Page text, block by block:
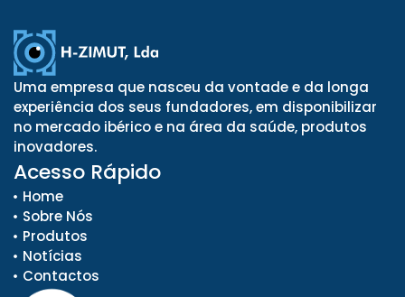
Uma empresa que nasceu da vontade e da longa
experiência dos seus fundadores, em disponibilizar
no mercado ibérico e na área da saúde, produtos
inovadores.
Acesso Rápido
Home
Sobre Nós
Produtos
Notícias
Contactos